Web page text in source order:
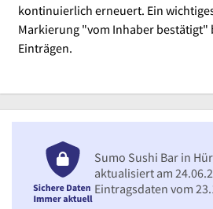
kontinuierlich erneuert. Ein
Markierung "vom Inhaber bestätigt"
Einträgen.
Sumo Sushi Bar in
aktualisiert am
Eintragsdaten vom